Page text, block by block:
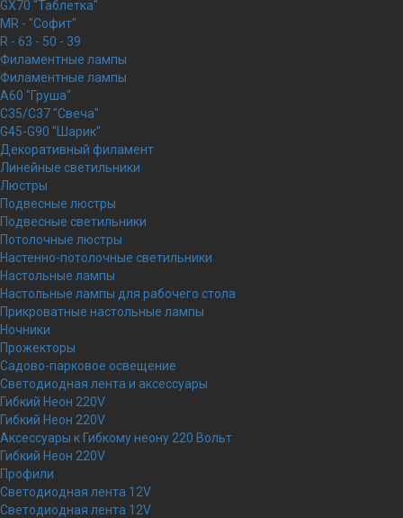
GX70 "Таблетка"
MR - "Софит"
R - 63 - 50 - 39
Филаментные лампы
Филаментные лампы
A60 "Груша"
C35/C37 "Свеча"
G45-G90 "Шарик"
Декоративный филамент
Линейные светильники
Люстры
Подвесные люстры
Подвесные светильники
Потолочные люстры
Настенно-потолочные светильники
Настольные лампы
Настольные лампы для рабочего стола
Прикроватные настольные лампы
Ночники
Прожекторы
Садово-парковое освещение
Светодиодная лента и аксессуары
Гибкий Неон 220V
Гибкий Неон 220V
Аксессуары к Гибкому неону 220 Вольт
Гибкий Неон 220V
Профили
Светодиодная лента 12V
Светодиодная лента 12V